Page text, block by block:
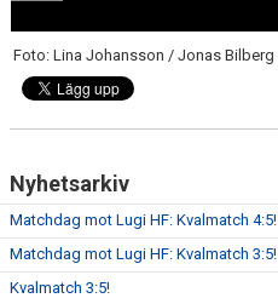
Foto: Lina Johansson / Jonas Bilberg
Nyhetsarkiv
Matchdag mot Lugi HF: Kvalmatch 4:5!
Matchdag mot Lugi HF: Kvalmatch 3:5!
Kvalmatch 3:5!